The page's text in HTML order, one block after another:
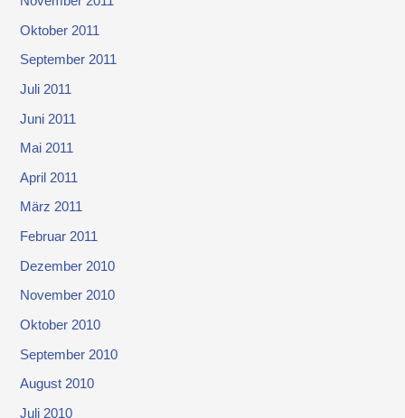
Oktober 2011
September 2011
Juli 2011
Juni 2011
Mai 2011
April 2011
März 2011
Februar 2011
Dezember 2010
November 2010
Oktober 2010
September 2010
August 2010
Juli 2010